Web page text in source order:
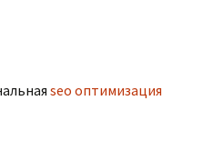
seo оптимизация